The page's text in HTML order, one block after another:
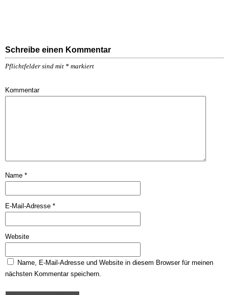
Schreibe einen Kommentar
Pflichtfelder sind mit * markiert
Kommentar
Name *
E-Mail-Adresse *
Website
Name, E-Mail-Adresse und Website in diesem Browser für meinen
nächsten Kommentar speichern.